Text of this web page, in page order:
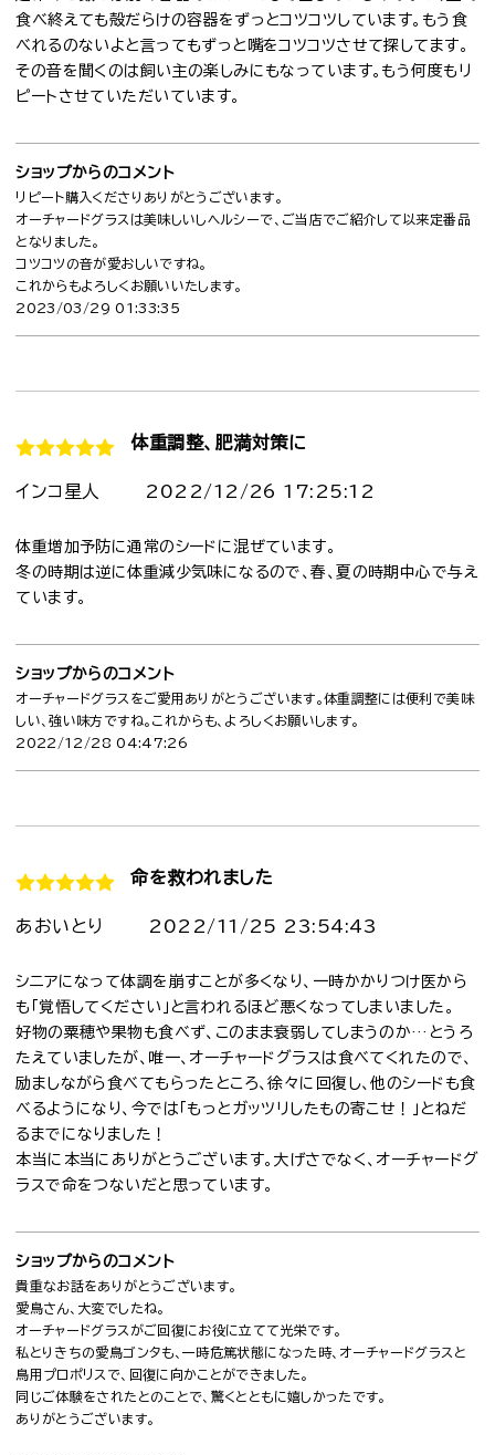
食べ終えても殻だらけの容器をずっとコツコツしています。もう食
べれるのないよと言ってもずっと嘴をコツコツさせて探してます。
その音を聞くのは飼い主の楽しみにもなっています。もう何度もリ
ピートさせていただいています。
ショップからのコメント
リピート購入くださりありがとうございます。
オーチャードグラスは美味しいしヘルシーで、ご当店でご紹介して以来定番品
となりました。
コツコツの音が愛おしいですね。
これからもよろしくお願いいたします。
2023/03/29 01:33:35
体重調整、肥満対策に
インコ星人 2022/12/26 17:25:12
体重増加予防に通常のシードに混ぜています。
冬の時期は逆に体重減少気味になるので、春、夏の時期中心で与え
ています。
ショップからのコメント
オーチャードグラスをご愛用ありがとうございます。体重調整には便利で美味
しい、強い味方ですね。これからも、よろしくお願いします。
2022/12/28 04:47:26
命を救われました
あおいとり 2022/11/25 23:54:43
シニアになって体調を崩すことが多くなり、一時かかりつけ医から
も「覚悟してください」と言われるほど悪くなってしまいました。
好物の粟穂や果物も食べず、このまま衰弱してしまうのか…とうろ
たえていましたが、唯一、オーチャードグラスは食べてくれたので、
励ましながら食べてもらったところ、徐々に回復し、他のシードも食
べるようになり、今では「もっとガッツリしたもの寄こせ！」とねだ
るまでになりました！
本当に本当にありがとうございます。大げさでなく、オーチャードグ
ラスで命をつないだと思っています。
ショップからのコメント
貴重なお話をありがとうございます。
愛鳥さん、大変でしたね。
オーチャードグラスがご回復にお役に立てて光栄です。
私とりきちの愛鳥ゴンタも、一時危篤状態になった時、オーチャードグラスと
鳥用プロポリスで、回復に向かことができました。
同じご体験をされたとのことで、驚くとともに嬉しかったです。
ありがとうございます。